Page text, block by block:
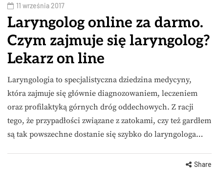
11 września 2017
Laryngolog online za darmo.
Czym zajmuje się laryngolog?
Lekarz on line
Laryngologia to specjalistyczna dziedzina medycyny,
która zajmuje się głównie diagnozowaniem, leczeniem
oraz profilaktyką górnych dróg oddechowych. Z racji
tego, że przypadłości związane z zatokami, czy też gardłem
są tak powszechne dostanie się szybko do laryngologa…
Share